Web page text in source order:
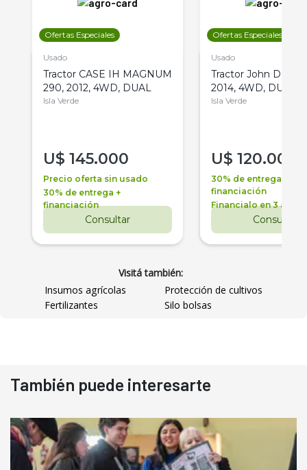
Ofertas Especiales
Usado
Tractor CASE IH MAGNUM
290, 2012, 4WD, DUAL
Isla Verde
U$ 145.000
Precio oferta sin usado
30% de entrega +
financiación
Consultar
Ofertas Especiales
Usado
Tractor John Deere
2014, 4WD, DUAL
Isla Verde
U$ 120.000
30% de entrega +
financiación
Financialo en 3 años
Consultar
Visitá también:
Insumos agrícolas
Protección de cultivos
Fertilizantes
Silo bolsas
También puede interesarte